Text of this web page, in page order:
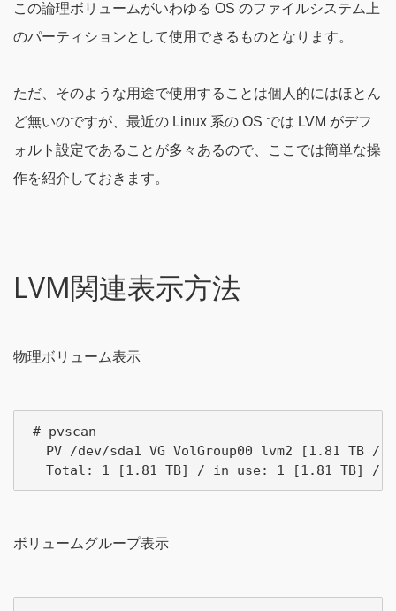
この論理ボリュームがいわゆる OS のファイルシステム上
のパーティションとして使用できるものとなります。
ただ、そのような用途で使用することは個人的にはほとん
ど無いのですが、最近の Linux 系の OS では LVM がデフ
ォルト設定であることが多々あるので、ここでは簡単な操
作を紹介しておきます。
LVM関連表示方法
物理ボリューム表示
# pvscan
PV /dev/sda1 VG VolGroup00 lvm2 [1.81 TB /
ボリュームグループ表示